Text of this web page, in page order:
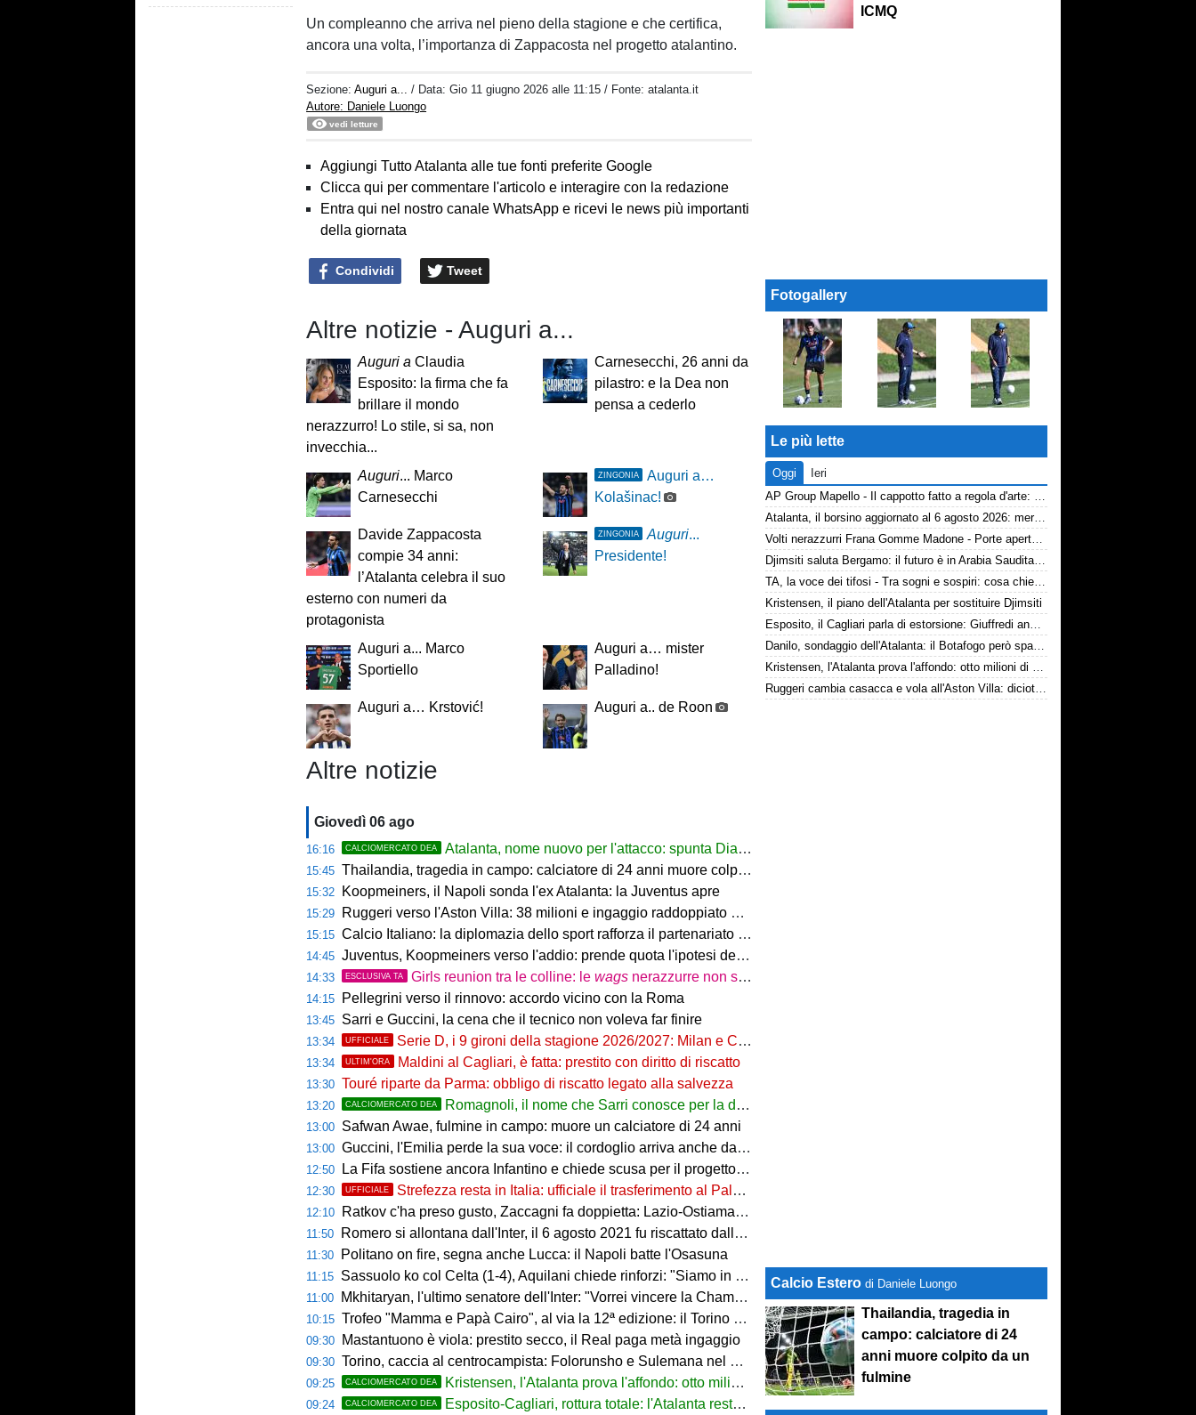
Un compleanno che arriva nel pieno della stagione e che certifica,
ancora una volta, l’importanza di Zappacosta nel progetto atalantino.
Sezione:Auguri a... / Data:Gio 11 giugno 2026 alle 11:15 / Fonte: atalanta.it
Autore: Daniele Luongo
vedi letture
Aggiungi Tutto Atalanta alle tue fonti preferite Google
Clicca qui per commentare l'articolo e interagire con la redazione
Entra qui nel nostro canale WhatsApp e ricevi le news più importanti
della giornata
Condividi Tweet
Altre notizie - Auguri a...
Auguri a Claudia
Esposito: la firma che fa
brillare il mondo
nerazzurro! Lo stile, si sa, non
invecchia...
Carnesecchi, 26 anni da
pilastro: e la Dea non
pensa a cederlo
Auguri... Marco
Carnesecchi
ZINGONIA
Auguri a…
Kolašinac!
Davide Zappacosta
compie 34 anni:
l’Atalanta celebra il suo
esterno con numeri da
protagonista
ZINGONIA Auguri...
Presidente!
Auguri a... Marco
Sportiello
Auguri a… mister
Palladino!
Auguri a… Krstović! Auguri a.. de Roon
Altre notizie
Giovedì 06 ago
16:16 CALCIOMERCATO DEA Atalanta, nome nuovo per l'attacco: spunta Diao del Como
15:45 Thailandia, tragedia in campo: calciatore di 24 anni muore colpito da un fulmine
15:32 Koopmeiners, il Napoli sonda l'ex Atalanta: la Juventus apre
15:29 Ruggeri verso l'Aston Villa: 38 milioni e ingaggio raddoppiato a 5 Mln a stagione
15:15 Calcio Italiano: la diplomazia dello sport rafforza il partenariato tra Italia e Western Australia
14:45 Juventus, Koopmeiners verso l'addio: prende quota l'ipotesi del prestito
14:33 ESCLUSIVA TA Girls reunion tra le colline: lewags nerazzurre non si perdono di vista
14:15 Pellegrini verso il rinnovo: accordo vicino con la Roma
13:45 Sarri e Guccini, la cena che il tecnico non voleva far finire
13:34 UFFICIALE Serie D, i 9 gironi della stagione 2026/2027: Milan e Chievo nel B, le bergamasche...
13:34 ULTIM'ORA Maldini al Cagliari, è fatta: prestito con diritto di riscatto
13:30 Touré riparte da Parma: obbligo di riscatto legato alla salvezza
13:20 CALCIOMERCATO DEA Romagnoli, il nome che Sarri conosce per la difesa nerazzurra
13:00 Safwan Awae, fulmine in campo: muore un calciatore di 24 anni
13:00 Guccini, l'Emilia perde la sua voce: il cordoglio arriva anche dal pallone
12:50 La Fifa sostiene ancora Infantino e chiede scusa per il progetto FFE
12:30 UFFICIALE Strefezza resta in Italia: ufficiale il trasferimento al Palermo
12:10 Ratkov c'ha preso gusto, Zaccagni fa doppietta: Lazio-Ostiamare 4-0
11:50 Romero si allontana dall'Inter, il 6 agosto 2021 fu riscattato dalla Dea
11:30 Politano on fire, segna anche Lucca: il Napoli batte l'Osasuna
11:15 Sassuolo ko col Celta (1-4), Aquilani chiede rinforzi: "Siamo in difficoltà"
11:00 Mkhitaryan, l'ultimo senatore dell'Inter: "Vorrei vincere la Champions"
10:15 Trofeo "Mamma e Papà Cairo", al via la 12ª edizione: il Torino sogna il poker
09:30 Mastantuono è viola: prestito secco, il Real paga metà ingaggio
09:30 Torino, caccia al centrocampista: Folorunsho e Sulemana nel mirino
09:25 CALCIOMERCATO DEA Kristensen, l'Atalanta prova l'affondo: otto milioni di distanza
09:24 CALCIOMERCATO DEA Esposito-Cagliari, rottura totale: l'Atalanta resta alla finestra
ICMQ
Fotogallery
Le più lette
Oggi
Ieri
AP Group Mapello - Il cappotto fatto a regola d'arte: qualità certificata ICMQ
Atalanta, il borsino aggiornato al 6 agosto 2026: mercato in entrata ancora in stand-by. Si lavora sulle cessioni
Volti nerazzurri Frana Gomme Madone - Porte aperte alla New Balance Arena: i volti dei tifosi della Dea
Djimsiti saluta Bergamo: il futuro è in Arabia Saudita! Tre milioni e firma biennale
TA, la voce dei tifosi - Tra sogni e sospiri: cosa chiedono davvero i tifosi dell'Atalanta
Kristensen, il piano dell'Atalanta per sostituire Djimsiti
Esposito, il Cagliari parla di estorsione: Giuffredi annuncia denuncia
Danilo, sondaggio dell'Atalanta: il Botafogo però spara alto
Kristensen, l'Atalanta prova l'affondo: otto milioni di distanza
Ruggeri cambia casacca e vola all'Aston Villa: diciotto milioni più bonus
Calcio Estero di Daniele Luongo
Thailandia, tragedia in
campo: calciatore di 24
anni muore colpito da un
fulmine